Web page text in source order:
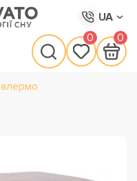
UA
0 0